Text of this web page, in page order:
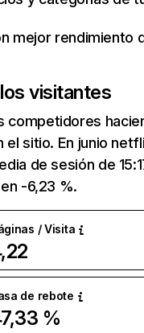
mejor rendimiento
visitantes
competidores
sitio. En junio
de sesión de
-6,23 %.
/ Visita
de rebote
%